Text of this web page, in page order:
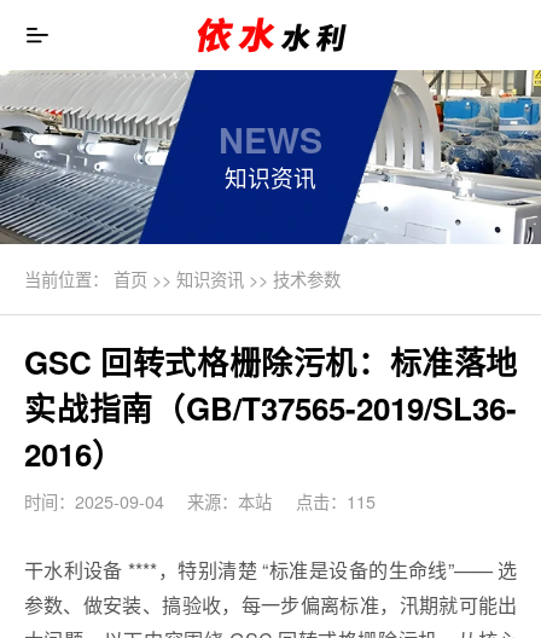
NEWS
知识资讯
当前位置： 首页>> 知识资讯 >> 技术参数
GSC 回转式格栅除污机：标准落地
实战指南（GB/T37565-2019/SL36-
2016）
时间：2025-09-04 来源：本站 点击：115
干水利设备 ****，特别清楚 “标准是设备的生命线”—— 选
参数、做安装、搞验收，每一步偏离标准，汛期就可能出